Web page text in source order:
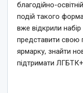
благодійно-
подій такого
вже відкрили набір
представити свою
ярмарку, знайти
підтримати ЛГБТК+